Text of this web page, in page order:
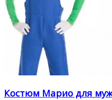
Костюм Марио для